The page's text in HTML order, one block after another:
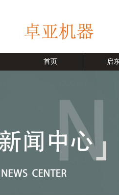
首页 启